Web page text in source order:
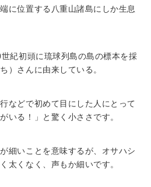
に位置する八重山諸島にしか生息
紀初頭に琉球列島の島の標本を採
）さんに由来している。
などで初めて目にした人にとって
いる！」と驚く小ささです。
細いことを意味するが、オサハシ
太くなく、声もか細いです。